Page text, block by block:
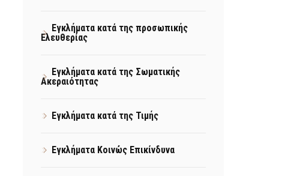
Εγκλήματα κατά της προσωπικής
Ελευθερίας
Εγκλήματα κατά της Σωματικής
Ακεραιότητας
Εγκλήματα κατά της Τιμής
Εγκλήματα Κοινώς Επικίνδυνα